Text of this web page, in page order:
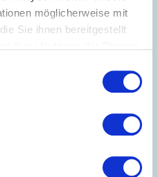
möglicherweise mit
Sie ihnen bereitgestellt
sowohl mit
als auch dem kleinen